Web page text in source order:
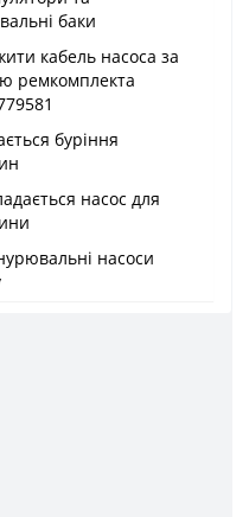
баки
кабель насоса за
ремкомплекта
буріння
насос для
насоси